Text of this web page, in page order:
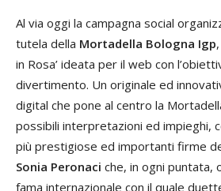
Al via oggi la campagna social
tutela della Mortadella Bologna Igp
in Rosa’ ideata per il web con
divertimento. Un originale ed
digital che pone al centro la
possibili interpretazioni ed impieghi,
più prestigiose ed importanti firme
Sonia Peronaci che, in ogni puntata,
fama internazionale con il quale